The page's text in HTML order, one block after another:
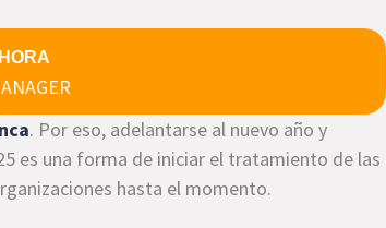
. Por eso, adelantarse al nuevo año y
es una forma de iniciar el tratamiento de las
hasta el momento.